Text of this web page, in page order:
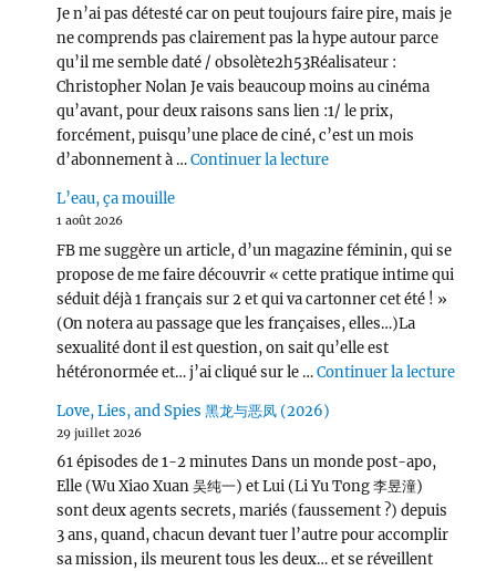
Je n’ai pas détesté car on peut toujours faire pire, mais je
ne comprends pas clairement pas la hype autour parce
qu’il me semble daté / obsolète2h53Réalisateur :
Christopher Nolan Je vais beaucoup moins au cinéma
qu’avant, pour deux raisons sans lien :1/ le prix,
forcément, puisqu’une place de ciné, c’est un mois
d’abonnement à …Continuer la lecturede « L’Odyssée (2026)
L’eau, ça mouille
1 août 2026
FB me suggère un article, d’un magazine féminin, qui se
propose de me faire découvrir « cette pratique intime qui
séduit déjà 1 français sur 2 et qui va cartonner cet été ! »
(On notera au passage que les françaises, elles…)La
sexualité dont il est question, on sait qu’elle est
hétéronormée et… j’ai cliqué sur le …Continuer la lecturede «
Love, Lies, and Spies 黑龙与恶凤 (2026)
29 juillet 2026
61 épisodes de 1-2 minutes Dans un monde post-apo,
Elle (Wu Xiao Xuan 吴纯一) et Lui (Li Yu Tong 李昱潼)
sont deux agents secrets, mariés (faussement ?) depuis
3 ans, quand, chacun devant tuer l’autre pour accomplir
sa mission, ils meurent tous les deux… et se réveillent